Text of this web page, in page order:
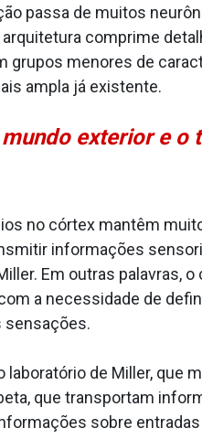
passa de muitos
comprime
menores de
ampla já existente.
exterior e
no córtex mantêm
informações
Em outras palavras,
a necessidade de
sensações.
de Miller, que
que transportam
sobre